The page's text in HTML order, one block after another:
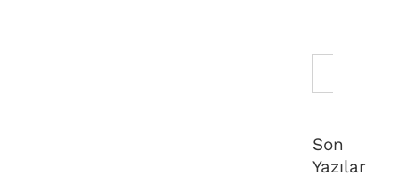
Son
Yazılar